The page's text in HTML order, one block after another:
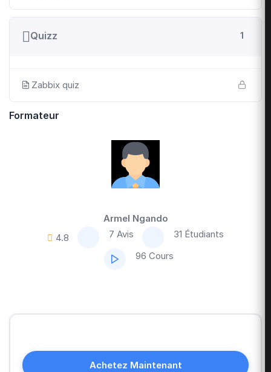
Quizz 1
Zabbix quiz
Formateur
Armel Ngando
4.8
7 Avis
31 Étudiants
96 Cours
Achetez Maintenant